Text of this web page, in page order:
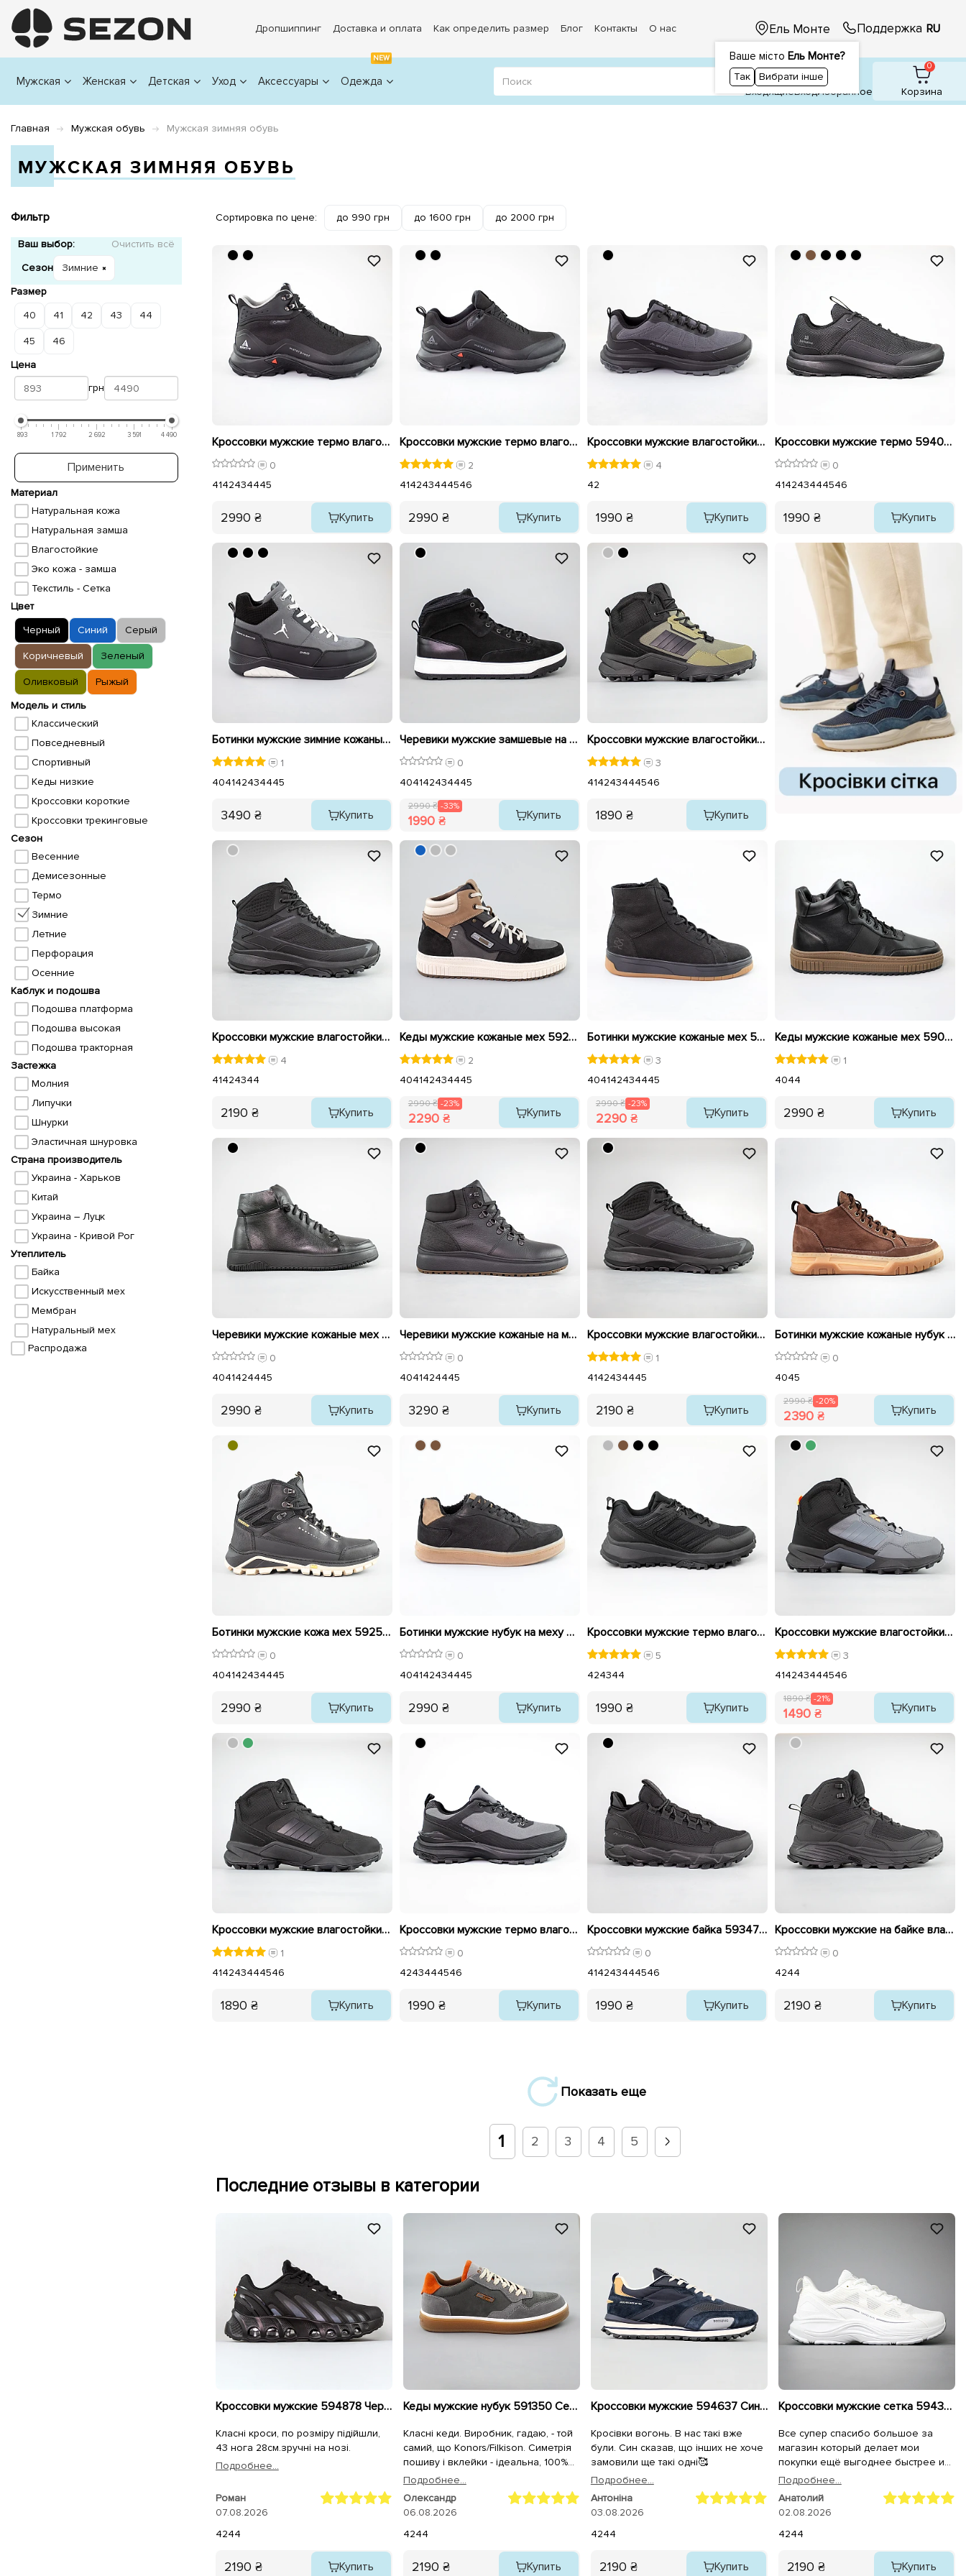
Дропшиппинг Доставка и оплата Как определить размер Блог Контакты О нас Ель Монте
Ваше місто Ель Монте?
Так Вибрати інше
Поддержка RU
Мужская Женская Детская Уход Аксессуары
NEW
Одежда
1
ВходящиеВходИзбранное
0
Корзина
Главная Мужская обувь Мужская зимняя обувь
МУЖСКАЯ ЗИМНЯЯ ОБУВЬ
Фильтр
Ваш выбор:
Очистить всё
Сезон
Зимние
Размер
40
41 42 43 44
45
46
Цена
грн
893 1 792 2 692 3 591 4 490
Применить
Материал
Натуральная кожа
Натуральная замша
Влагостойкие
Эко кожа - замша
Текстиль - Сетка
Цвет
Черный
Синий Серый
Коричневый Зеленый
Оливковый
Рыжый
Модель и стиль
Классический
Повседневный
Спортивный
Кеды низкие
Кроссовки короткие
Кроссовки трекинговые
Сезон
Весенние
Демисезонные
Термо
Зимние
Летние
Перфорация
Осенние
Каблук и подошва
Подошва платформа
Подошва высокая
Подошва тракторная
Застежка
Молния
Липучки
Шнурки
Эластичная шнуровка
Страна производитель
Украина - Харьков
Китай
Украина – Луцк
Украина - Кривой Рог
Утеплитель
Байка
Искусственный мех
Мембран
Натуральный мех
Распродажа
Сортировка по цене: до 990 грн до 1600 грн до 2000 грн
Кроссовки мужские термо влагостойкие 592716 Черные
0
4142434445
2990 ₴ Купить
Кроссовки мужские термо влагостойкие 592715 Черные
2
414243444546
2990 ₴ Купить
Кроссовки мужские влагостойкие термо 593173 Серый
4
42
1990 ₴ Купить
Кроссовки мужские термо 594044 Черные
0
414243444546
1990 ₴ Купить
Ботинки мужские зимние кожаные 592509 Серые
1
404142434445
3490 ₴ Купить
Черевики мужские замшевые на меху 593007 Черные распродажа
0
404142434445
2990 ₴ -33%
1990 ₴ Купить
Кроссовки мужские влагостойкие утепленные 593466 Хаки черные
3
414243444546
1890 ₴ Купить
Кроссовки мужские влагостойкие на меху 593278 Черные
4
41424344
2190 ₴ Купить
Кеды мужские кожаные мех 592513 Темно-серый распродажа
2
404142434445
2990 ₴ -23%
2290 ₴ Купить
Ботинки мужские кожаные мех 593006 Черные распродажа
3
404142434445
2990 ₴ -23%
2290 ₴ Купить
Кеды мужские кожаные мех 590635 Черные
1
4044
2990 ₴ Купить
Черевики мужские кожаные мех 593019 Черные
0
4041424445
2990 ₴ Купить
Черевики мужские кожаные на меху 593013 Черные
0
4041424445
3290 ₴ Купить
Кроссовки мужские влагостойкие на меху 593279 Серые
1
4142434445
2190 ₴ Купить
Ботинки мужские кожаные нубук на меху 593017 распродажа
0
4045
2990 ₴ -20%
2390 ₴ Купить
Ботинки мужские кожа мех 592511 Черные
0
404142434445
2990 ₴ Купить
Ботинки мужские нубук на меху 592690 Черные
0
404142434445
2990 ₴ Купить
Кроссовки мужские термо влагостойкие 590310 Черные.
5
424344
1990 ₴ Купить
Кроссовки мужские влагостойкие утепленные 593465 распродажа
3
414243444546
1890 ₴ -21%
1490 ₴ Купить
Кроссовки мужские влагостойкие утепленные 593464 Черные
1
414243444546
1890 ₴ Купить
Кроссовки мужские термо влагостойкие 593477 Серые
0
4243444546
1990 ₴ Купить
Кроссовки мужские байка 593476 Черные
0
414243444546
1990 ₴ Купить
Кроссовки мужские на байке влагостойкие 593419 Черные
0
4244
2190 ₴ Купить
Показать еще
1 2 3 4 5
Последние отзывы в категории
Кроссовки мужские 594878 Черные
Класні кроси, по розміру підійшли,
43 нога 28см.зручні на нозі.
Подробнее...
Роман
07.08.2026
4244
2190 ₴ Купить
Кеды мужские нубук 591350 Серые
Класні кеди. Виробник, гадаю, - той
самий, що Konors/Filkison. Симетрія
пошиву і вклейки - ідеальна, 100%
повномірні. Лише устілки раджу
одразу замінити на анатомічні/
пружні/меморі.
Подробнее...
Олександр
06.08.2026
4244
2190 ₴ Купить
Кроссовки мужские 594637 Синие
Кросівки вогонь. В нас такі вже
були. Син сказав, що інших не хоче
замовили ще такі одні🥰
Подробнее...
Антоніна
03.08.2026
4244
2190 ₴ Купить
Кроссовки мужские сетка 594396 Белые
Все супер спасибо большое за
магазин который делает мои
покупки ещё выгоднее быстрее и
качественнее,спасибо большое
всему коллективу магазина
Sezon.ua за самоё лучшее
обслуживание качество продукции
и быструю доставку на адрес.
Подробнее...
Анатолий
02.08.2026
4244
2190 ₴ Купить